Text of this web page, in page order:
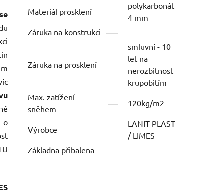
o
Materiál prosklení
polykarbonát
4 mm
Záruka na konstrukci
Záruka na prosklení
smluvní - 10
let na
nerozbitnost
krupobitím
Max. zatížení
sněhem
120kg/m2
Výrobce
LANIT PLAST
/ LIMES
Základna přibalena